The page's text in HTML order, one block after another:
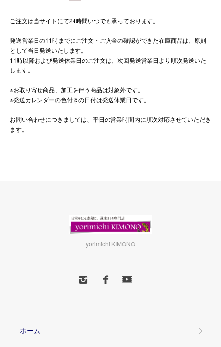
ご注文は当サイトにて24時間いつでも承っております。
発送営業日の11時までにご注文・ご入金の確認ができた在庫商品は、原則
として当日発送いたします。
11時以降および発送休業日のご注文は、次回発送営業日より順次発送いた
します。
※お取り寄せ商品、加工を伴う商品は対象外です。
※発送カレンダーの色付きの日付は発送休業日です。
お問い合わせにつきましては、平日の営業時間内に順次対応させていただき
ます。
yorimichi KIMONO
ホーム